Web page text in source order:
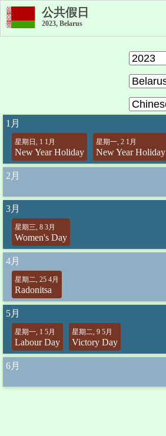
公共假日
2023, Belarus
1月
星期日, 1 1月
New Year Holiday
星期一, 2 1月
New Year Holiday
2月
3月
星期三, 8 3月
Women's Day
4月
星期二, 25 4月
Radonitsa
5月
星期一, 1 5月
Labour Day
星期二, 9 5月
Victory Day
6月